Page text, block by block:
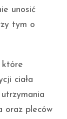
unosić
tym o
które
ciała
oraz pleców